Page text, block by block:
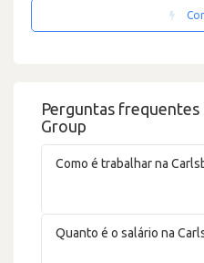
Perguntas frequentes
Group
Como é trabalhar na
Quanto é o salário na